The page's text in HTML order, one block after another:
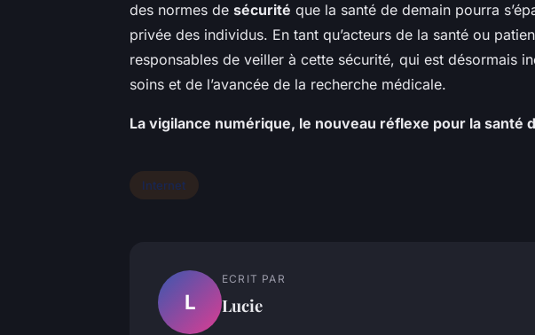
des normes de sécurité que la santé de demain pourra
privée des individus. En tant qu’acteurs de la santé ou
responsables de veiller à cette sécurité, qui est désormais
soins et de l’avancée de la recherche médicale.
La vigilance numérique, le nouveau réflexe pour la santé
Internet
L
ECRIT PAR
Lucie